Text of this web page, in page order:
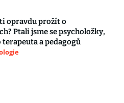
opravdu prožít o
Ptali jsme se psycholožky,
a pedagogů